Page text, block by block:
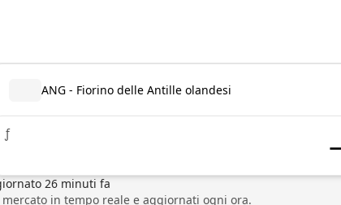
ANG - Fiorino delle Antille olandesi
ƒ
26 minuti fa
in tempo reale e aggiornati ogni ora.